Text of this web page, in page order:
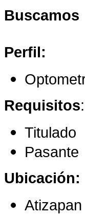
Buscamos
Perfil:
Requisitos:
Titulado
Pasante
Ubicación: